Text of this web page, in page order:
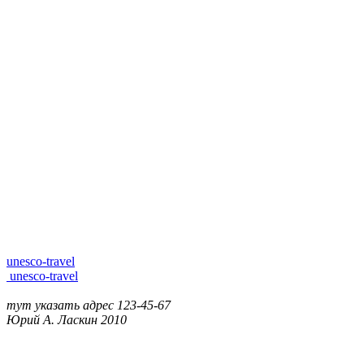
unesco-travel
unesco-travel
тут указать адрес 123-45-67
Юрий А. Ласкин 2010